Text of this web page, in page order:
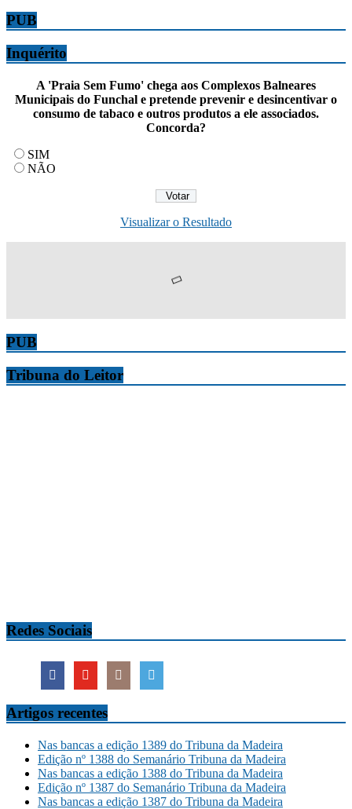
PUB
Inquérito
A 'Praia Sem Fumo' chega aos Complexos Balneares
Municipais do Funchal e pretende prevenir e desincentivar o
consumo de tabaco e outros produtos a ele associados.
Concorda?
SIM
NÃO
Visualizar o Resultado
PUB
Tribuna do Leitor
Redes Sociais
Artigos recentes
Nas bancas a edição 1389 do Tribuna da Madeira
Edição nº 1388 do Semanário Tribuna da Madeira
Nas bancas a edição 1388 do Tribuna da Madeira
Edição nº 1387 do Semanário Tribuna da Madeira
Nas bancas a edição 1387 do Tribuna da Madeira